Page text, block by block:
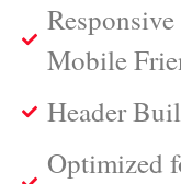
Mobile
Header
Optimized